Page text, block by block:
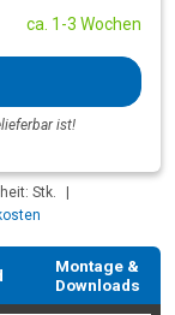
ca. 1-3 Wochen
ist!
Stk.
|
Montage &
Downloads